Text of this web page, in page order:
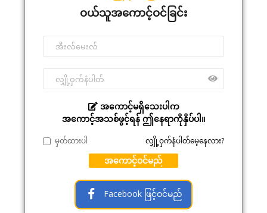
ဝယ်သူအကောင့်ဝင်ခြင်း
အကောင့်မရှိသေးပါက
အကောင့်အသစ်ဖွင့်ရန် ဤနေရာကိုနှိပ်ပါ။
မှတ်ထားပါ လျှို့ဝှက်နံပါတ်မေ့နေလား?
အကောင့်ဝင်မည်
Facebook ဖြင့်ဝင်မည်